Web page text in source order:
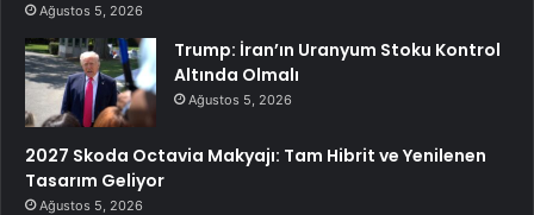
Ağustos 5, 2026
Trump: İran’ın Uranyum Stoku Kontrol
Altında Olmalı
Ağustos 5, 2026
2027 Skoda Octavia Makyajı: Tam Hibrit ve Yenilenen
Tasarım Geliyor
Ağustos 5, 2026